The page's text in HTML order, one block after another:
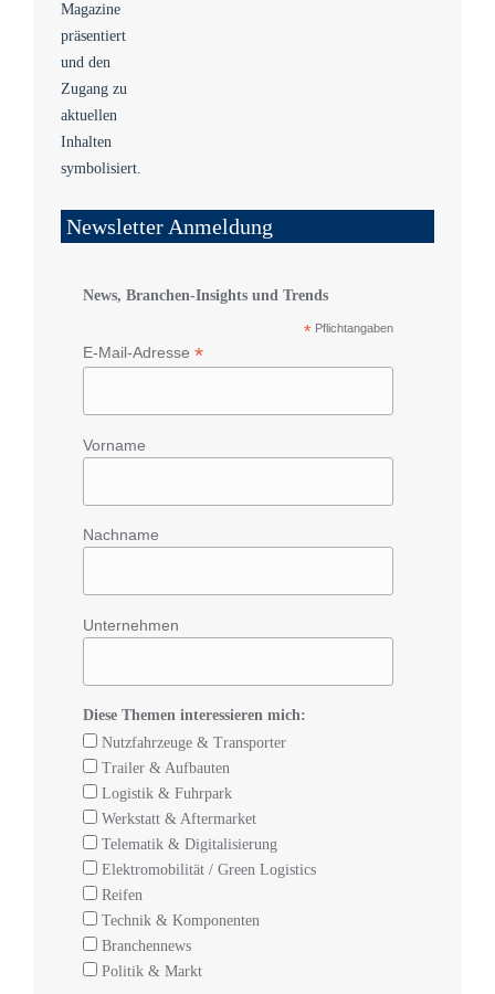
Newsletter Anmeldung
News, Branchen-Insights und Trends
* Pflichtangaben
E-Mail-Adresse *
Vorname
Nachname
Unternehmen
Diese Themen interessieren mich:
Nutzfahrzeuge & Transporter
Trailer & Aufbauten
Logistik & Fuhrpark
Werkstatt & Aftermarket
Telematik & Digitalisierung
Elektromobilität / Green Logistics
Reifen
Technik & Komponenten
Branchennews
Politik & Markt